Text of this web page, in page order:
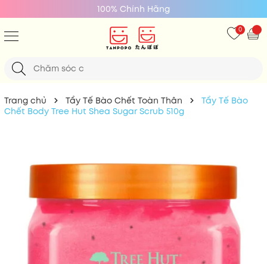
0
Trang chủ Tẩy Tế Bào Chết Toàn Thân
Tẩy Tế Bào
Chết Body Tree Hut Shea Sugar Scrub 510g